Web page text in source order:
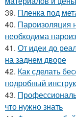
39. Пленка под
40. Пароизоляция
необходима
41. От идеи до
на заднем дворе
42. Как сделать
подробный
43.
что нужно знать